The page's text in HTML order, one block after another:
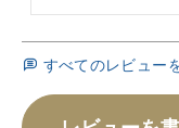
すべてのレビュー